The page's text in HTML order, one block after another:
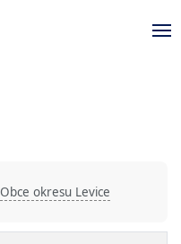
Obce okresu Levice